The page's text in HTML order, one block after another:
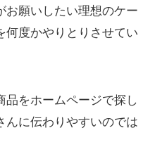
お願いしたい理想のケー
何度かやりとりさせてい
品をホームページで探し
んに伝わりやすいのでは